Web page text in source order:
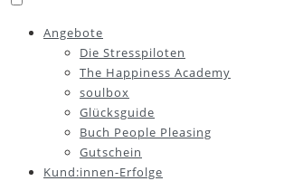
Angebote
Die Stresspiloten
The Happiness Academy
soulbox
Glücksguide
Buch People Pleasing
Gutschein
Kund:innen-Erfolge